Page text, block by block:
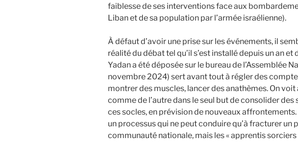
faiblesse de ses interventions face aux
Liban et de sa population par l’armée israélienne).
À défaut d’avoir une prise sur les événements, il
réalité du débat tel qu’il s’est installé depuis un an et
Yadan a été déposée sur le bureau de l’Assemblée
novembre 2024) sert avant tout à régler des
montrer des muscles, lancer des anathèmes. On voit
comme de l’autre dans le seul but de consolider
ces socles, en prévision de nouveaux affrontements.
un processus qui ne peut conduire qu’à fracturer un
communauté nationale, mais les « apprentis